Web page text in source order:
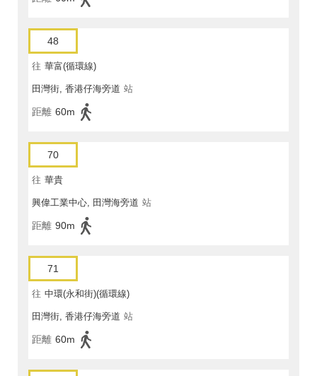
48
往 華富(循環線)
田灣街, 香港仔海旁道 站
距離 60m
70
往 華貴
興偉工業中心, 田灣海旁道 站
距離 90m
71
往 中環(永和街)(循環線)
田灣街, 香港仔海旁道 站
距離 60m